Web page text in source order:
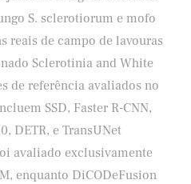
S. sclerotiorum e mofo
reais de campo de lavouras
Sclerotinia and White
de referência avaliados no
SSD, Faster R-CNN,
DETR, e TransUNet
avaliado exclusivamente
enquanto DiCODeFusion